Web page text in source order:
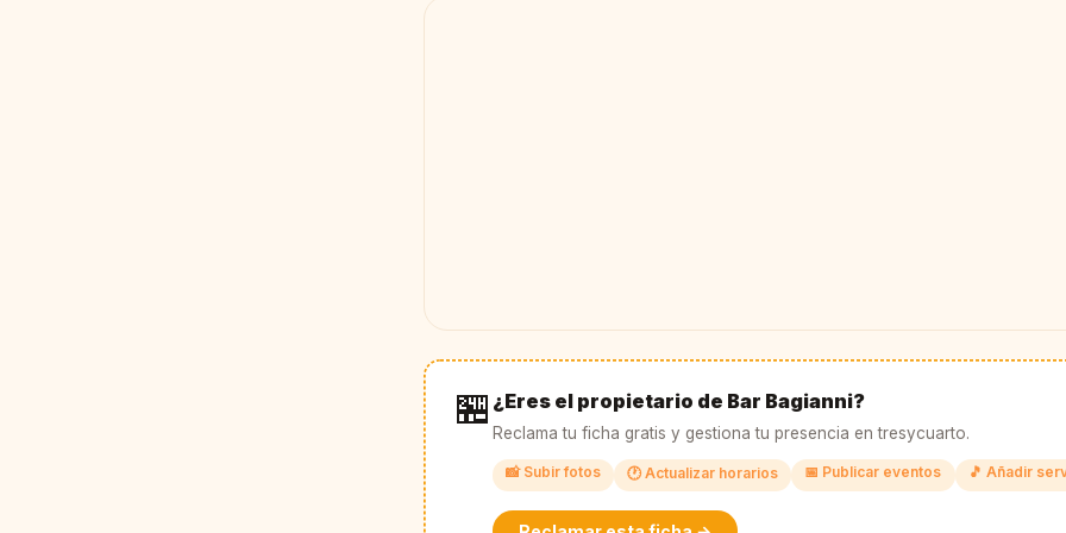
🏪 ¿Eres el propietario de Bar Bagianni?
Reclama tu ficha gratis y gestiona tu presencia en tresycuarto.
📸 Subir fotos 🕐 Actualizar horarios 📅 Publicar eventos 🎵 Añadir